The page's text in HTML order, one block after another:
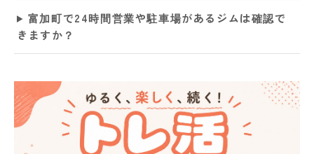
富加町で24時間営業や駐車場があるジムは確認で
きますか？